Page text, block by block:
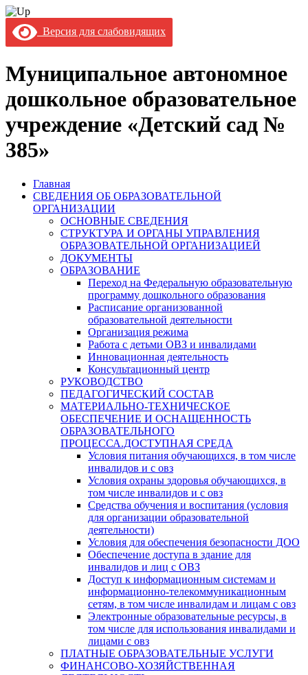
Версия для слабовидящих
Муниципальное автономное
дошкольное образовательное
учреждение «Детский сад №
385»
Главная
СВЕДЕНИЯ ОБ ОБРАЗОВАТЕЛЬНОЙ
ОРГАНИЗАЦИИ
ОСНОВНЫЕ СВЕДЕНИЯ
СТРУКТУРА И ОРГАНЫ УПРАВЛЕНИЯ
ОБРАЗОВАТЕЛЬНОЙ ОРГАНИЗАЦИЕЙ
ДОКУМЕНТЫ
ОБРАЗОВАНИЕ
Переход на Федеральную образовательную
программу дошкольного образования
Расписание организованной
образовательной деятельности
Организация режима
Работа с детьми ОВЗ и инвалидами
Инновационная деятельность
Консультационный центр
РУКОВОДСТВО
ПЕДАГОГИЧЕСКИЙ СОСТАВ
МАТЕРИАЛЬНО-ТЕХНИЧЕСКОЕ
ОБЕСПЕЧЕНИЕ И ОСНАЩЕННОСТЬ
ОБРАЗОВАТЕЛЬНОГО
ПРОЦЕССА.ДОСТУПНАЯ СРЕДА
Условия питания обучающихся, в том числе
инвалидов и с овз
Условия охраны здоровья обучающихся, в
том числе инвалидов и с овз
Средства обучения и воспитания (условия
для организации образовательной
деятельности)
Условия для обеспечения безопасности ДОО
Обеспечение доступа в здание для
инвалидов и лиц с ОВЗ
Доступ к информационным системам и
информационно-телекоммуникационным
сетям, в том числе инвалидам и лицам с овз
Электронные образовательные ресурсы, в
том числе для использования инвалидами и
лицами с овз
ПЛАТНЫЕ ОБРАЗОВАТЕЛЬНЫЕ УСЛУГИ
ФИНАНСОВО-ХОЗЯЙСТВЕННАЯ